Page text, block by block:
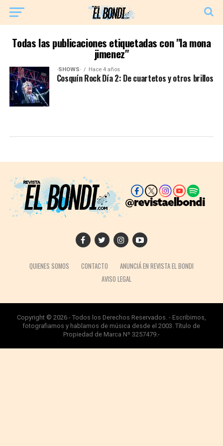
Todas las publicaciones etiquetadas con "la mona
jimenez"
·SHOWS· Hace 4 años
Cosquín Rock Día 2: De cuartetos y otros brillos
QUIENES SOMOS CONTACTO
ANUNCIÁ EN REVISTA EL BONDI
AVISO LEGAL
Copyright © 2026 - Todos los Derechos Reservados. - Escribimos,
fotografiamos y hablamos de música desde el 2003. Título de
Propiedad de Marca Nº 3257479.-